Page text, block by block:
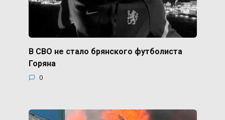
В СВО не стало брянского футболиста
Горяна
0